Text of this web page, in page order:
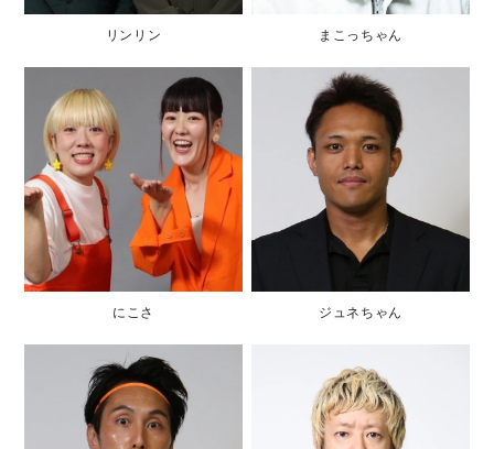
リンリン まこっちゃん
にこさ ジュネちゃん